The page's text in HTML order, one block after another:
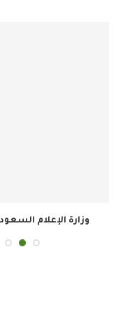
وزارة الإعلام